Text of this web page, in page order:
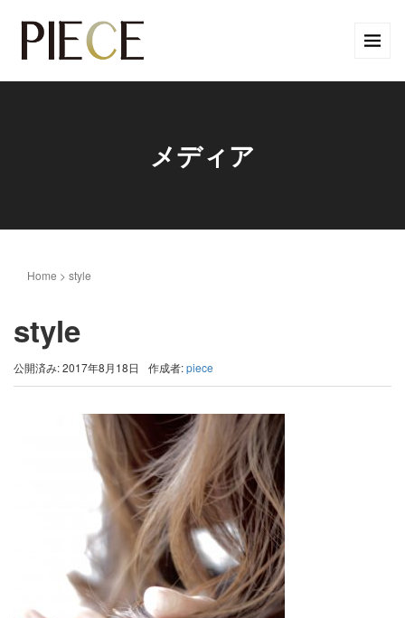
メディア
Home > style
style
公開済み: 2017年8月18日 作成者:piece